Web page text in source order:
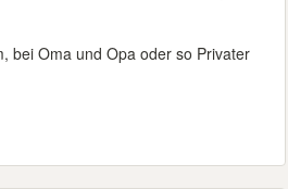
bei Oma und Opa oder so Privater